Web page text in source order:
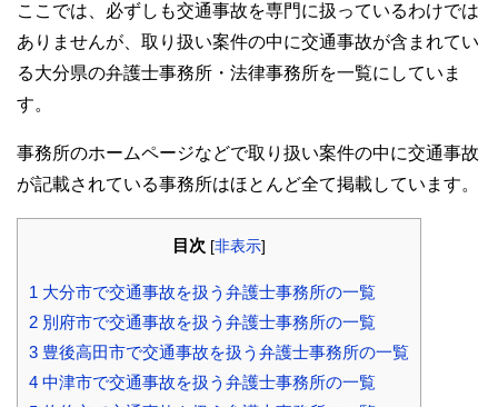
ここでは、必ずしも交通事故を専門に扱っているわけでは
ありませんが、取り扱い案件の中に交通事故が含まれてい
る大分県の弁護士事務所・法律事務所を一覧にしていま
す。
事務所のホームページなどで取り扱い案件の中に交通事故
が記載されている事務所はほとんど全て掲載しています。
目次 [非表示]
1 大分市で交通事故を扱う弁護士事務所の一覧
2 別府市で交通事故を扱う弁護士事務所の一覧
3 豊後高田市で交通事故を扱う弁護士事務所の一覧
4 中津市で交通事故を扱う弁護士事務所の一覧